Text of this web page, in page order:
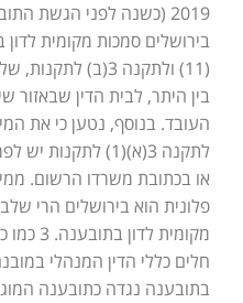
2019 (כשנה לפני הגשת
(11) ולתקנה 3(ב)
בין היתר, לבית הדין שבאזור
העובד. בנוסף, נטען כי את
לתקנה 3(א)(1)
או בכתובת משרדו הרשום.
פלונית הוא בירושלים הרי
מקומית
חלים כללי הדין המנהלי
בתובענה נגדה כתובענה